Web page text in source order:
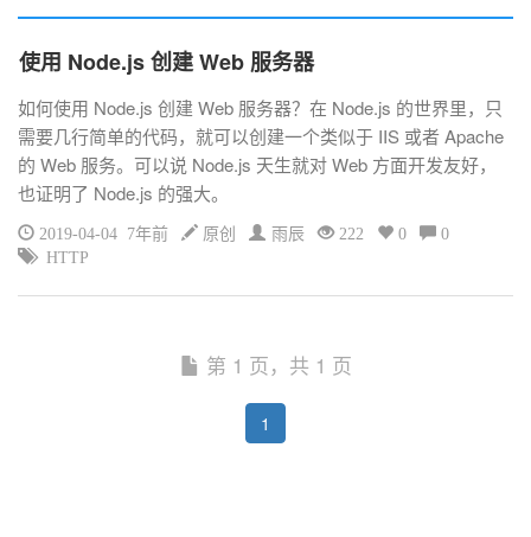
使用 Node.js 创建 Web 服务器
如何使用 Node.js 创建 Web 服务器？在 Node.js 的世界里，只
需要几行简单的代码，就可以创建一个类似于 IIS 或者 Apache
的 Web 服务。可以说 Node.js 天生就对 Web 方面开发友好，
也证明了 Node.js 的强大。
2019-04-04 7年前 原创 雨辰 222 0
0
HTTP
第 1 页，共 1 页
1